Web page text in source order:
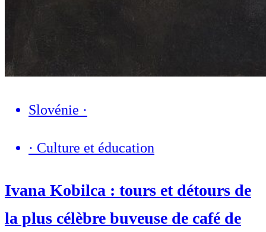
Slovénie ·
· Culture et éducation
Ivana Kobilca : tours et détours de
la plus célèbre buveuse de café de